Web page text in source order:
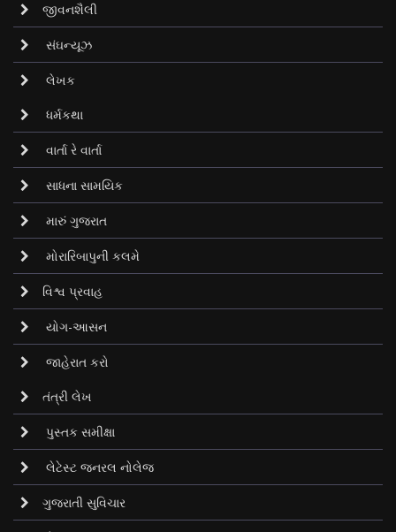
જીવનશૈલી
સંઘન્યૂઝ
લેખક
ધર્મકથા
વાર્તા રે વાર્તા
સાધના સામયિક
મારું ગુજરાત
મોરારિબાપુની કલમે
વિશ્વ પ્રવાહ
યોગ-આસન
જાહેરાત કરો
તંત્રી લેખ
પુસ્તક સમીક્ષા
લેટેસ્ટ જનરલ નોલેજ
ગુજરાતી સુવિચાર